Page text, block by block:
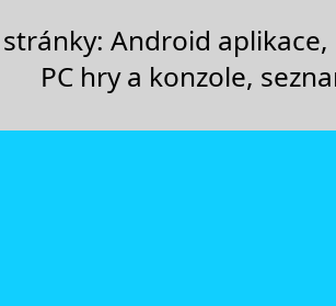
stránky:Android aplikace,
PC hry a konzole,